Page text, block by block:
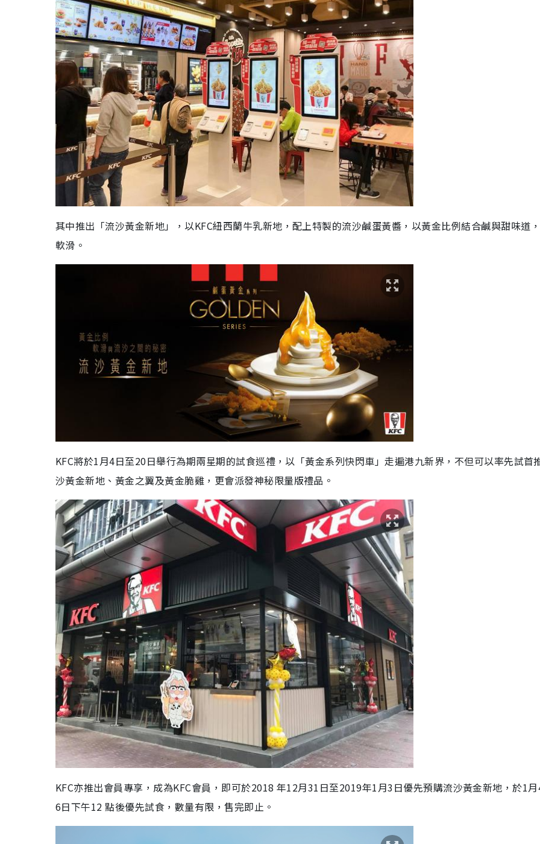
其中推出「流沙黃金新地」，以KFC紐西蘭牛乳新地，配上特製的流沙鹹蛋黃醬，以黃金比例結合鹹與甜味道
軟滑。
KFC將於1月4日至20日舉行為期兩星期的試食巡禮，以「黃金系列快閃車」走遍港九新界，不但可以率先試首
沙黃金新地、黃金之翼及黃金脆雞，更會派發神秘限量版禮品。
KFC亦推出會員專享，成為KFC會員，即可於2018 年12月31日至2019年1月3日優先預購流沙黃金新地，於1
6日下午12 點後優先試食，數量有限，售完即止。